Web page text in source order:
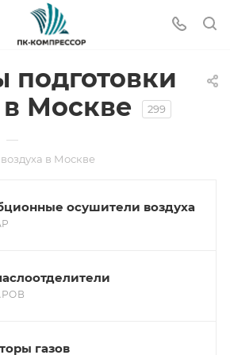
подготовки
в Москве
299
—
в Москве
осушители воздуха
газов